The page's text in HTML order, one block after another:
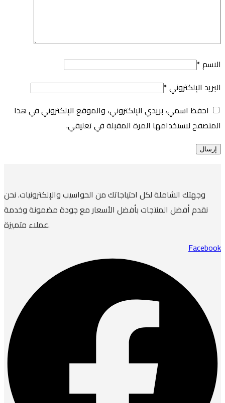
الاسم*
البريد الإلكتروني*
احفظ اسمي، بريدي الإلكتروني، والموقع الإلكتروني في هذا
المتصفح لاستخدامها المرة المقبلة في تعليقي.
وجهتك الشاملة لكل احتياجاتك من الحواسيب والإلكترونيات. نحن
نقدم أفضل المنتجات بأفضل الأسعار مع جودة مضمونة وخدمة
عملاء متميزة.
Facebook